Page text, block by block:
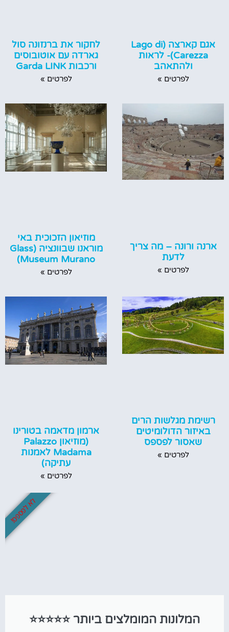
אגם קארצה (Lago di
Carezza)- לראות
ולהתאהב
לפרטים »
לחקור את ברנזונה סול
גארדה עם אוטובוסים
ורכבות Garda LINK
לפרטים »
ארנה ורונה – מה צריך
לדעת
לפרטים »
מוזיאון הזכוכית באי
מוראנו שבוונציה (Glass
Museum Murano)
לפרטים »
רשימת מגלשות הרים
באיזור הדולומיטים
שאסור לפספס
לפרטים »
ארמון מדאמה בטורינו
(מוזיאון Palazzo
Madama לאמנות
עתיקה)
לפרטים »
המלונות המומלצים ביותר ⭐⭐⭐⭐⭐
לא לפספס!